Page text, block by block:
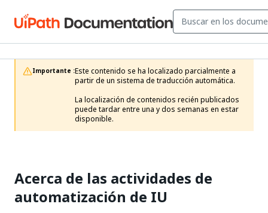
Importante :Este contenido se ha localizado parcialmente a
partir de un sistema de traducción automática.
La localización de contenidos recién publicados
puede tardar entre una y dos semanas en estar
disponible.
Acerca de las actividades de
automatización de IU